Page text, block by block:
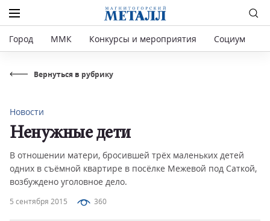
Город ММК Конкурсы и мероприятия Социум
Вернуться в рубрику
5 сентября 2015 360
Новости
Ненужные дети
В отношении матери, бросившей трёх маленьких детей
одних в съёмной квартире в посёлке Межевой под Саткой,
возбуждено уголовное дело.